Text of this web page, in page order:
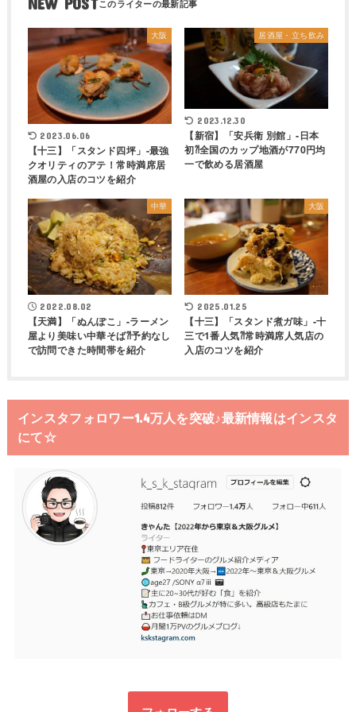
大阪
2023.06.06
【十三】「スタンド四坪」-最強
クオリティのアテ！常時満席居
酒屋の入店のコツを紹介
居酒屋・立ち飲み
2023.12.30
【新宿】「安兵衛 別館」-日本
初⁈全国のカップ地酒が770円均
一で飲める居酒屋
中華
2022.08.02
【天満】「ぬんぽこ」-ラーメン
屋より美味い中華そば⁈予約なし
で訪問できた時間帯を紹介
大阪
2025.01.25
【十三】「スタンド煮ガ味」-十
三で1番人気⁈常時満席人気店の
入店のコツを紹介
インスタフォロワー1.4万人を突破♪最新情報はインスタ
にて☆